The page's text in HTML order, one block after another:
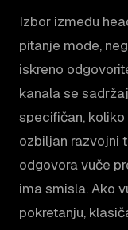
Izbor između
pitanje mode,
iskreno
kanala se
specifičan,
ozbiljan razvojni
odgovora vuče
ima smisla. Ako
pokretanju,